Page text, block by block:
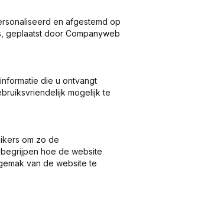
en afgestemd op
geplaatst door Companyweb
die u ontvangt
mogelijk te
om zo de
hoe de website
van de website te